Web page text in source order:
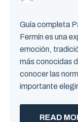
Guía completa
Fermín es una
emoción,
más conocidas
conocer las
importante
READ